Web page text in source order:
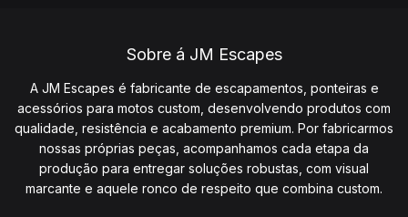
Sobre á JM Escapes
A JM Escapes é fabricante de escapamentos, ponteiras e
acessórios para motos custom, desenvolvendo produtos com
qualidade, resistência e acabamento premium. Por fabricarmos
nossas próprias peças, acompanhamos cada etapa da
produção para entregar soluções robustas, com visual
marcante e aquele ronco de respeito que combina custom.